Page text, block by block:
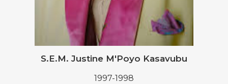
S.E.M. Justine M'Poyo Kasavubu
1997-1998